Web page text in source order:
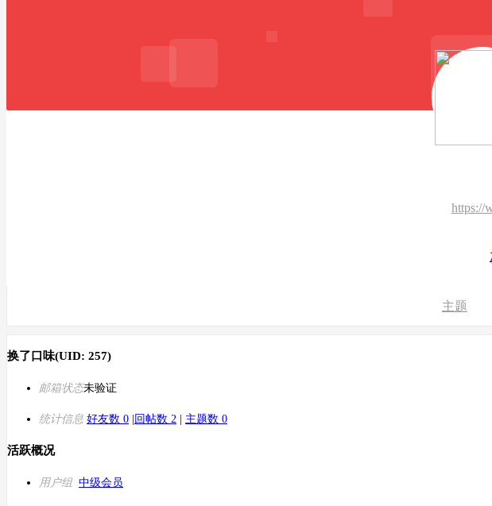
https://
主题
换了口味(UID: 257)
邮箱状态未验证
统计信息 好友数 0 回帖数 2 主题数 0
活跃概况
用户组 中级会员